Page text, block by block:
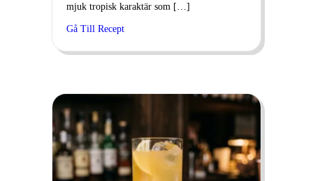
mjuk tropisk karaktär som […]
Gå Till Recept